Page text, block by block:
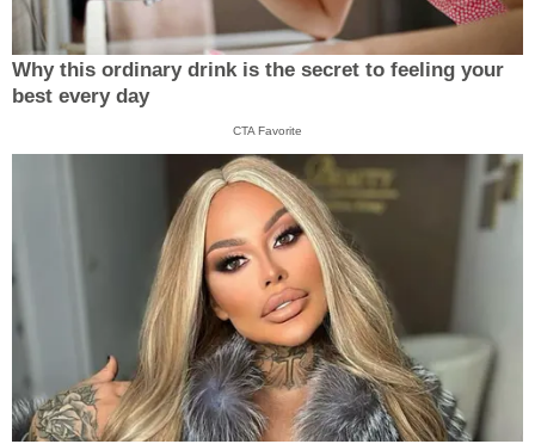
Why this ordinary drink is the secret to feeling your
best every day
CTA Favorite